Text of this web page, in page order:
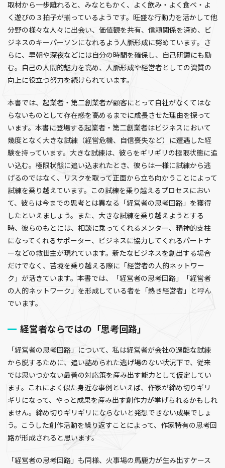
取材から一歩離れると、みなともかく、よく飲み・よく食べ・よ
く遊びの３拍子が揃っているようです。旺盛な行動力を活かして他
分野の様々な人々に出会い、価値観を共有、信頼関係を深め、ビ
ジネスのキーパーソンになれるよう人脈形成に努めています。さ
らに、早朝や深夜などには自分の時間を確保し、自己研鑽にも励
む。自己の人間的魅力を高め、人脈形成や経営者としての資質の
向上に役立つ努力を続けられています。
本書では、起業者・第二創業者が顧客にとって自社がなくてはな
らないものとして存在感を高めるまでに成長させた理由を探って
います。本書に登場する起業者・第二創業者はビジネスにおいて
幾度となく大きな試練（経営危機、自信喪失など）に遭遇した経
験を持っています。大きな試練は、彼らをギリギリの極限状態に追
い込む。極限状態に追い込まれたとき、彼らは一様に試練から逃
げるのではなく、リスクを取って正面から立ち向かうことによって
試練を乗り越えています。この試練を乗り越えるプロセスにおい
て、彼らは今までの思考とは異なる「経営者の思考回路」を獲得
したといえましょう。また、大きな試練を乗り越えようとする
時、彼らのもとには、相談に乗ってくれるメンター、精神的支柱
になってくれるサポーター、ビジネスに協力してくれるパートナ
ーなどの救世主が現れています。新たなビジネスを創出する場合
だけでなく、苦境を乗り越える際に「経営者の人的ネットワー
ク」が活きています。本書では、「経営者の思考回路」「経営者
の人的ネットワーク」を形成している者を「熱き経営者」と呼ん
でいます。
経営者ならではの「思考回路」
「経営者の思考回路」について、私は経営者が会社の過酷な試練
から脱するために、追い詰められた逃げ場のない状況下で、従来
では思いつかない最善の対応策を産み出す能力として仮定してい
ます。これによく似た身近な事例といえば、作家が締め切りギリ
ギリになって、やっと成果を産み出す創作力が挙げられるかもしれ
ません。締め切りギリギリにならないと発想できない成果でしょ
う。こうした創作活動を繰り返すことによって、作家特有の思考回
路が形成されると思います。
「経営者の思考回路」も同様、火事場の馬鹿力が生み出すケース